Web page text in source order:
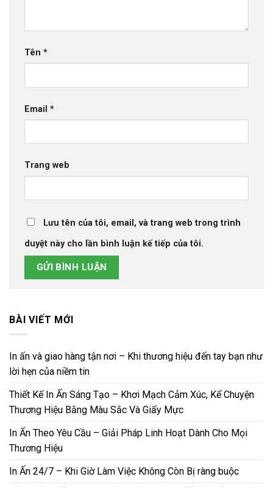
Tên *
Email *
Trang web
Lưu tên của tôi, email, và trang web trong trình
duyệt này cho lần bình luận kế tiếp của tôi.
BÀI VIẾT MỚI
In ấn và giao hàng tận nơi – Khi thương hiệu đến tay bạn như
lời hẹn của niềm tin
Thiết Kế In Ấn Sáng Tạo – Khơi Mạch Cảm Xúc, Kể Chuyện
Thương Hiệu Bằng Màu Sắc Và Giấy Mực
In Ấn Theo Yêu Cầu – Giải Pháp Linh Hoạt Dành Cho Mọi
Thương Hiệu
In Ấn 24/7 – Khi Giờ Làm Việc Không Còn Bị ràng buộc